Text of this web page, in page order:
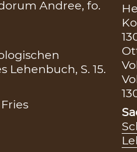
Andree, fo.
S. 15.